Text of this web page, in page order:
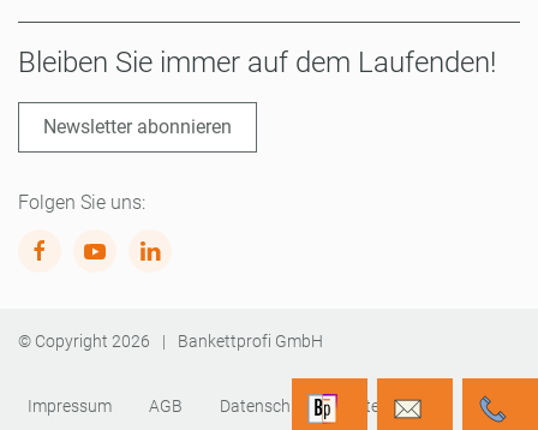
Bleiben Sie immer auf dem Laufenden!
Newsletter abonnieren
Folgen Sie uns:
© Copyright 2026 | Bankettprofi GmbH
Impressum AGB Datenschutz Sitemap